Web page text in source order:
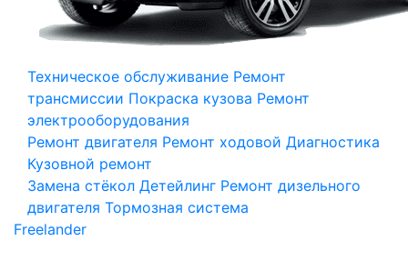
Техническое обслуживание Ремонт
трансмиссии Покраска кузова Ремонт
электрооборудования
Ремонт двигателя Ремонт ходовой Диагностика
Кузовной ремонт
Замена стёкол Детейлинг Ремонт дизельного
двигателя Тормозная система
Freelander